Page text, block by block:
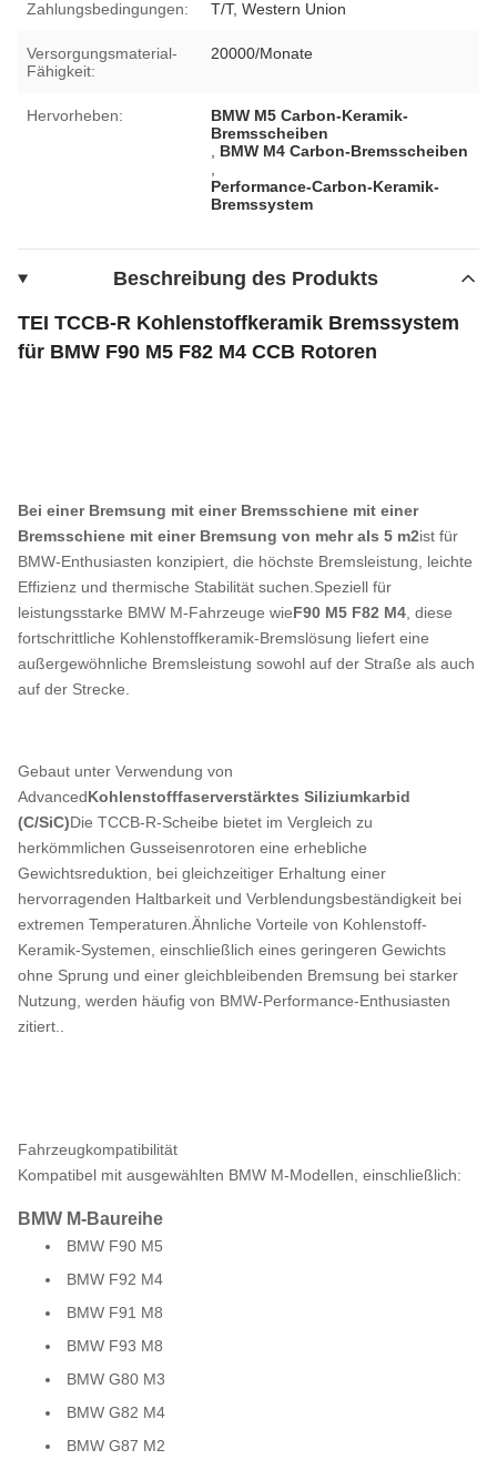
Zahlungsbedingungen: T/T, Western Union
Versorgungsmaterial-
Fähigkeit:
20000/Monate
Hervorheben:
BMW M5 Carbon-Keramik-
Bremsscheiben
BMW M4 Carbon-Bremsscheiben
Performance-Carbon-Keramik-
Bremssystem
Beschreibung des Produkts
TEI TCCB-R Kohlenstoffkeramik Bremssystem
für BMW F90 M5 F82 M4 CCB Rotoren
Bei einer Bremsung mit einer Bremsschiene mit einer
Bremsschiene mit einer Bremsung von mehr als 5 m2ist für
BMW-Enthusiasten konzipiert, die höchste Bremsleistung, leichte
Effizienz und thermische Stabilität suchen.Speziell für
leistungsstarke BMW M-Fahrzeuge wieF90 M5 F82 M4 , diese
fortschrittliche Kohlenstoffkeramik-Bremslösung liefert eine
außergewöhnliche Bremsleistung sowohl auf der Straße als auch
auf der Strecke.
Gebaut unter Verwendung von
AdvancedKohlenstofffaserverstärktes Siliziumkarbid
(C/SiC)Die TCCB-R-Scheibe bietet im Vergleich zu
herkömmlichen Gusseisenrotoren eine erhebliche
Gewichtsreduktion, bei gleichzeitiger Erhaltung einer
hervorragenden Haltbarkeit und Verblendungsbeständigkeit bei
extremen Temperaturen.Ähnliche Vorteile von Kohlenstoff-
Keramik-Systemen, einschließlich eines geringeren Gewichts
ohne Sprung und einer gleichbleibenden Bremsung bei starker
Nutzung, werden häufig von BMW-Performance-Enthusiasten
zitiert..
Fahrzeugkompatibilität
Kompatibel mit ausgewählten BMW M-Modellen, einschließlich:
BMW M-Baureihe
BMW F90 M5
BMW F92 M4
BMW F91 M8
BMW F93 M8
BMW G80 M3
BMW G82 M4
BMW G87 M2